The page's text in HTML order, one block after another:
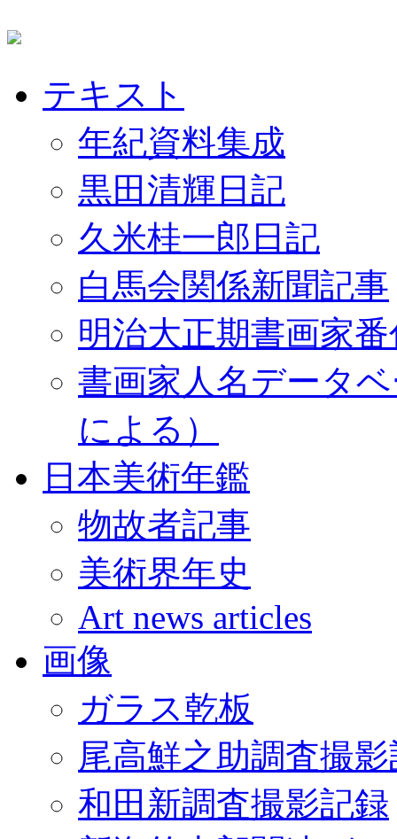
テキスト
年紀資料集成
黒田清輝日記
久米桂一郎日記
白馬会関係新聞記事
明治大正期書画家
書画家人名データ
による）
日本美術年鑑
物故者記事
美術界年史
Art news articles
画像
ガラス乾板
尾高鮮之助調査撮
和田新調査撮影記録